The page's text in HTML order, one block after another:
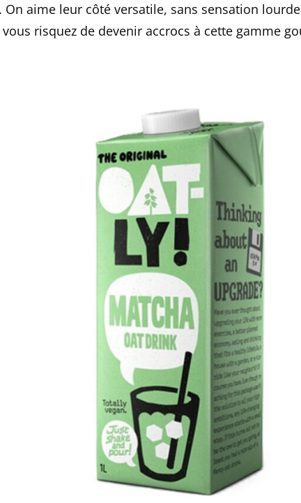
On aime leur côté versatile, sans sensation
risquez de devenir accrocs à cette gamme